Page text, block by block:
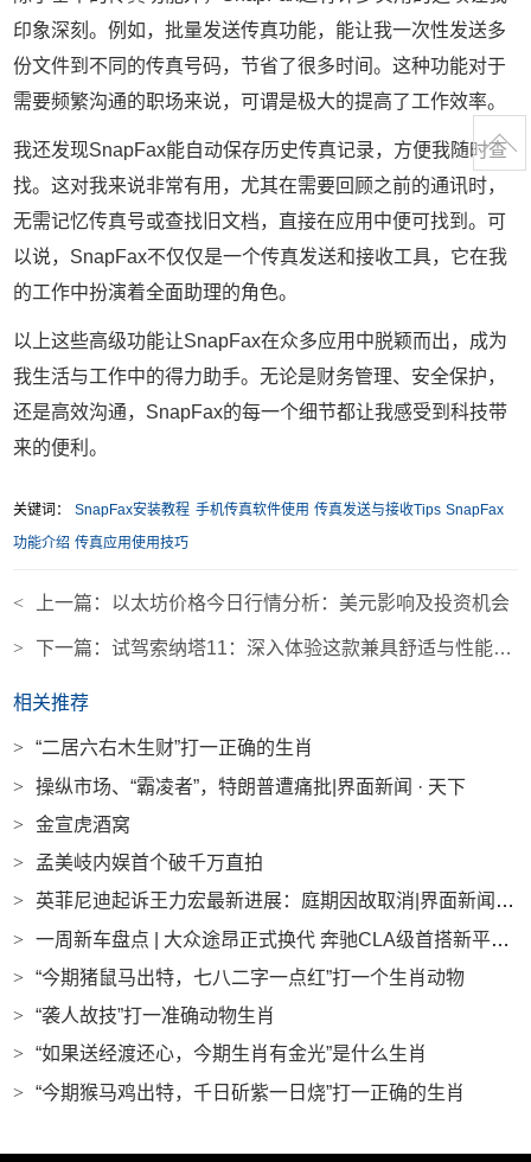
印象深刻。例如，批量发送传真功能，能让我一次性发送多
份文件到不同的传真号码，节省了很多时间。这种功能对于
需要频繁沟通的职场来说，可谓是极大的提高了工作效率。
我还发现SnapFax能自动保存历史传真记录，方便我随时查
找。这对我来说非常有用，尤其在需要回顾之前的通讯时，
无需记忆传真号或查找旧文档，直接在应用中便可找到。可
以说，SnapFax不仅仅是一个传真发送和接收工具，它在我
的工作中扮演着全面助理的角色。
以上这些高级功能让SnapFax在众多应用中脱颖而出，成为
我生活与工作中的得力助手。无论是财务管理、安全保护，
还是高效沟通，SnapFax的每一个细节都让我感受到科技带
来的便利。
关键词： SnapFax安装教程 手机传真软件使用 传真发送与接收Tips SnapFax
功能介绍 传真应用使用技巧
< 上一篇： 以太坊价格今日行情分析：美元影响及投资机会
> 下一篇：试驾索纳塔11：深入体验这款兼具舒适与性能的车型
相关推荐
>
“二居六右木生财”打一正确的生肖
>
操纵市场、“霸凌者”，特朗普遭痛批|界面新闻 · 天下
>
金宣虎酒窝
>
孟美岐内娱首个破千万直拍
>
英菲尼迪起诉王力宏最新进展：庭期因故取消|界面新闻 · 汽车
>
一周新车盘点 | 大众途昂正式换代 奔驰CLA级首搭新平台 |界面新闻 · 汽车
>
“今期猪鼠马出特，七八二字一点红”打一个生肖动物
>
“袭人故技”打一准确动物生肖
>
“如果送经渡还心，今期生肖有金光”是什么生肖
>
“今期猴马鸡出特，千日斫紫一日烧”打一正确的生肖